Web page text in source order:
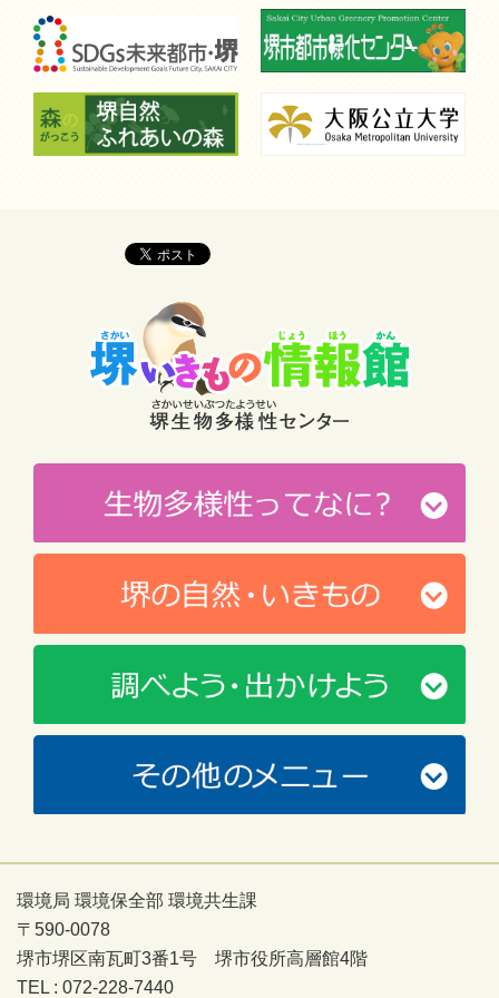
環境局 環境保全部 環境共生課
〒590-0078
堺市堺区南瓦町3番1号 堺市役所高層館4階
TEL : 072-228-7440